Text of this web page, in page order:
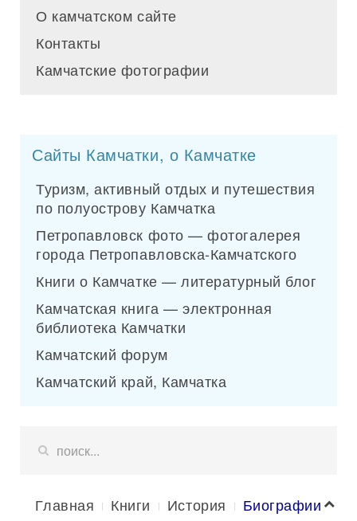
О камчатском сайте
Контакты
Камчатские фотографии
Сайты Камчатки, о Камчатке
Туризм, активный отдых и путешествия
по полуострову Камчатка
Петропавловск фото — фотогалерея
города Петропавловска-Камчатского
Книги о Камчатке — литературный блог
Камчатская книга — электронная
библиотека Камчатки
Камчатский форум
Камчатский край, Камчатка
Главная Книги История
Биографии